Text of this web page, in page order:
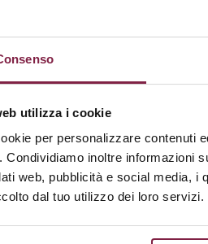
utilizza i cookie
per personalizzare contenuti
Condividiamo inoltre informazioni
web, pubblicità e social media, i
dal tuo utilizzo dei loro servizi.
Nel terzo anno, il piano
delle risorse umane,
diversi insegnamenti
interesse. Il corso si
Scarica ilPDF completo
esame proposto dal
Sbocchi